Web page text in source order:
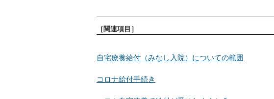
［関連項目］
自宅療養給付（みなし入院）についての範囲
コロナ給付手続き